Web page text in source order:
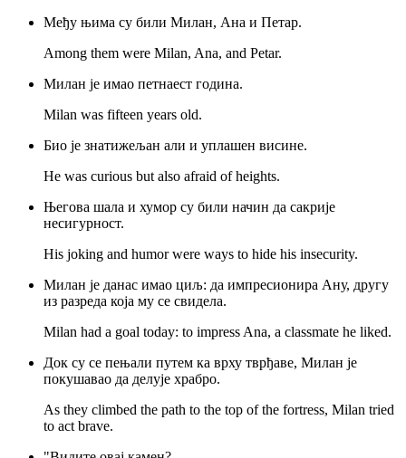
Међу њима су били Милан, Ана и Петар.
Among them were Milan, Ana, and Petar.
Милан је имао петнаест година.
Milan was fifteen years old.
Био је знатижељан али и уплашен висине.
He was curious but also afraid of heights.
Његова шала и хумор су били начин да сакрије
несигурност.
His joking and humor were ways to hide his insecurity.
Милан је данас имао циљ: да импресионира Ану, другу
из разреда која му се свидела.
Milan had a goal today: to impress Ana, a classmate he liked.
Док су се пењали путем ка врху тврђаве, Милан је
покушавао да делује храбро.
As they climbed the path to the top of the fortress, Milan tried
to act brave.